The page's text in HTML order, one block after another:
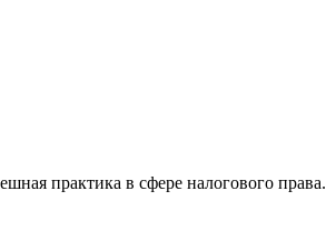
практика в сфере налогового права.